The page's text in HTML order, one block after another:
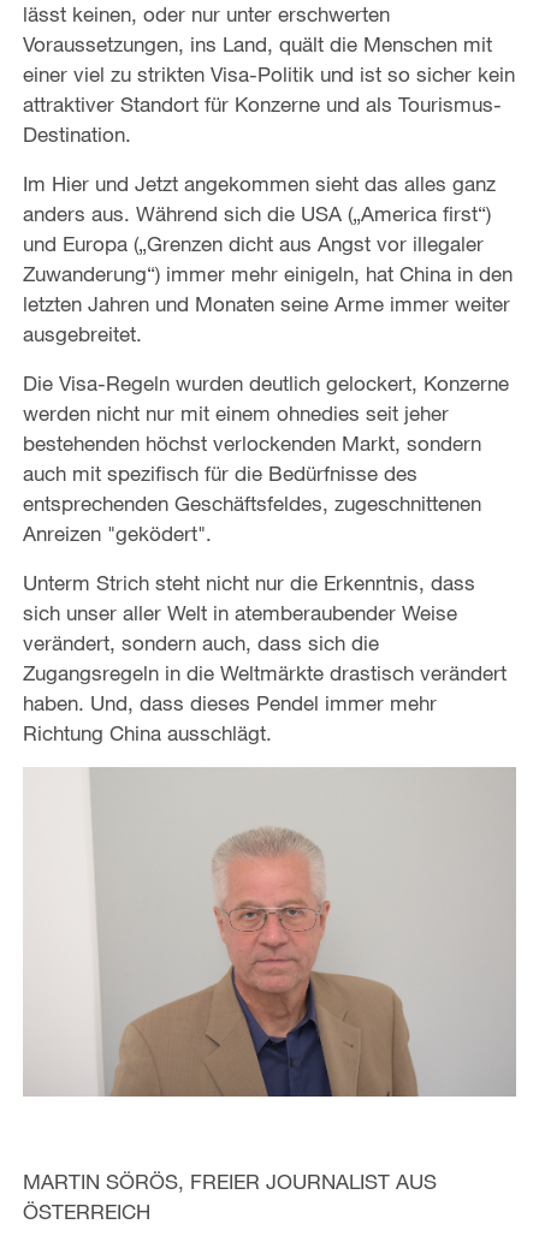
lässt keinen, oder nur unter erschwerten
Voraussetzungen, ins Land, quält die Menschen mit
einer viel zu strikten Visa-Politik und ist so sicher kein
attraktiver Standort für Konzerne und als Tourismus-
Destination.
Im Hier und Jetzt angekommen sieht das alles ganz
anders aus. Während sich die USA („America first“)
und Europa („Grenzen dicht aus Angst vor illegaler
Zuwanderung“) immer mehr einigeln, hat China in den
letzten Jahren und Monaten seine Arme immer weiter
ausgebreitet.
Die Visa-Regeln wurden deutlich gelockert, Konzerne
werden nicht nur mit einem ohnedies seit jeher
bestehenden höchst verlockenden Markt, sondern
auch mit spezifisch für die Bedürfnisse des
entsprechenden Geschäftsfeldes, zugeschnittenen
Anreizen "geködert".
Unterm Strich steht nicht nur die Erkenntnis, dass
sich unser aller Welt in atemberaubender Weise
verändert, sondern auch, dass sich die
Zugangsregeln in die Weltmärkte drastisch verändert
haben. Und, dass dieses Pendel immer mehr
Richtung China ausschlägt.
MARTIN SÖRÖS, FREIER JOURNALIST AUS
ÖSTERREICH